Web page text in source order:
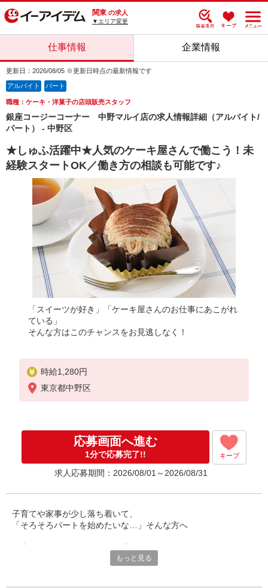
関東 の求人
▼エリア変更
仕事情報 企業情報
更新日：2026/08/05 ※更新日時点の最新情報です
アルバイト パート
職種：ケーキ・洋菓子の店頭販売スタッフ
銀座コージーコーナー 中野マルイ店の求人情報詳細（アルバイト/
パート） - 中野区
★しゅふ活躍中★人気のケーキ屋さんで働こう！未
経験スタートOK／働き方の相談も可能です♪
「スイーツが好き」「ケーキ屋さんのお仕事にあこがれ
ている」
そんな方はこのチャンスをお見逃しなく！
時給1,280円
東京都中野区
応募画面へ進む
1分で応募完了!! キープ
求人応募期間：2026/08/01～2026/08/31
子育てや家事が少し落ち着いて、
「そろそろパートを始めたいな…」そんな方へ
もっと見る